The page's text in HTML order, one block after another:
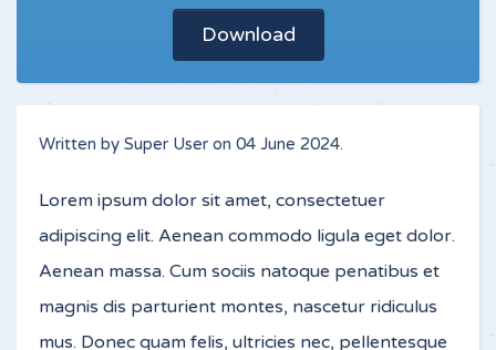
Download
Written by Super User on 04 June 2024.
Lorem ipsum dolor sit amet, consectetuer
adipiscing elit. Aenean commodo ligula eget dolor.
Aenean massa. Cum sociis natoque penatibus et
magnis dis parturient montes, nascetur ridiculus
mus. Donec quam felis, ultricies nec, pellentesque